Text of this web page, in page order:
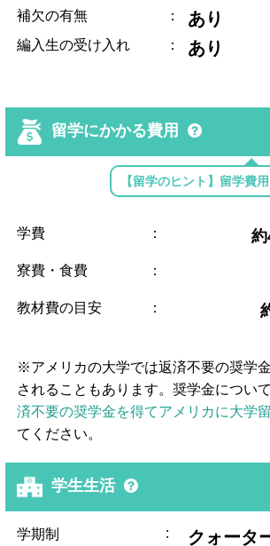
補欠の有無 ： あり
編入生の受け入れ ： あり
留学にかかる費用
【留学のヒント】留学費
学費 ：
寮費・食費 ：
教材費の目安 ：
※アメリカの大学では返済不要の奨学
されることもあります。奨学金につい
済不要の奨学金を得てアメリカに大学
てください。
学生生活
学期制 : クォータ